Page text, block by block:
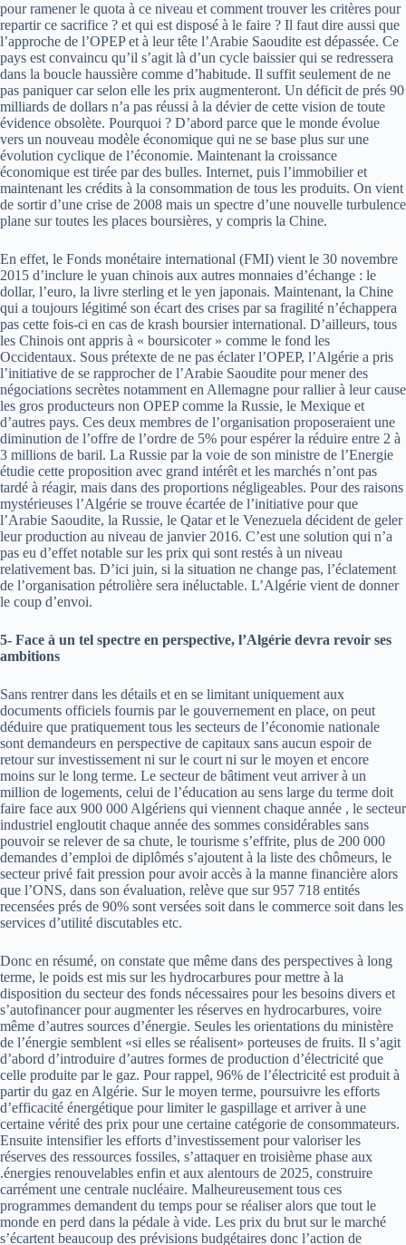
pour ramener le quota à ce niveau et comment trouver les critères pour
repartir ce sacrifice ? et qui est disposé à le faire ? Il faut dire aussi que
l’approche de l’OPEP et à leur tête l’Arabie Saoudite est dépassée. Ce
pays est convaincu qu’il s’agit là d’un cycle baissier qui se redressera
dans la boucle haussière comme d’habitude. Il suffit seulement de ne
pas paniquer car selon elle les prix augmenteront. Un déficit de prés 90
milliards de dollars n’a pas réussi à la dévier de cette vision de toute
évidence obsolète. Pourquoi ? D’abord parce que le monde évolue
vers un nouveau modèle économique qui ne se base plus sur une
évolution cyclique de l’économie. Maintenant la croissance
économique est tirée par des bulles. Internet, puis l’immobilier et
maintenant les crédits à la consommation de tous les produits. On vient
de sortir d’une crise de 2008 mais un spectre d’une nouvelle turbulence
plane sur toutes les places boursières, y compris la Chine.
En effet, le Fonds monétaire international (FMI) vient le 30 novembre
2015 d’inclure le yuan chinois aux autres monnaies d’échange : le
dollar, l’euro, la livre sterling et le yen japonais. Maintenant, la Chine
qui a toujours légitimé son écart des crises par sa fragilité n’échappera
pas cette fois-ci en cas de krash boursier international. D’ailleurs, tous
les Chinois ont appris à « boursicoter » comme le fond les
Occidentaux. Sous prétexte de ne pas éclater l’OPEP, l’Algérie a pris
l’initiative de se rapprocher de l’Arabie Saoudite pour mener des
négociations secrètes notamment en Allemagne pour rallier à leur cause
les gros producteurs non OPEP comme la Russie, le Mexique et
d’autres pays. Ces deux membres de l’organisation proposeraient une
diminution de l’offre de l’ordre de 5% pour espérer la réduire entre 2 à
3 millions de baril. La Russie par la voie de son ministre de l’Energie
étudie cette proposition avec grand intérêt et les marchés n’ont pas
tardé à réagir, mais dans des proportions négligeables. Pour des raisons
mystérieuses l’Algérie se trouve écartée de l’initiative pour que
l’Arabie Saoudite, la Russie, le Qatar et le Venezuela décident de geler
leur production au niveau de janvier 2016. C’est une solution qui n’a
pas eu d’effet notable sur les prix qui sont restés à un niveau
relativement bas. D’ici juin, si la situation ne change pas, l’éclatement
de l’organisation pétrolière sera inéluctable. L’Algérie vient de donner
le coup d’envoi.
5- Face à un tel spectre en perspective, l’Algérie devra revoir ses
ambitions
Sans rentrer dans les détails et en se limitant uniquement aux
documents officiels fournis par le gouvernement en place, on peut
déduire que pratiquement tous les secteurs de l’économie nationale
sont demandeurs en perspective de capitaux sans aucun espoir de
retour sur investissement ni sur le court ni sur le moyen et encore
moins sur le long terme. Le secteur de bâtiment veut arriver à un
million de logements, celui de l’éducation au sens large du terme doit
faire face aux 900 000 Algériens qui viennent chaque année , le secteur
industriel engloutit chaque année des sommes considérables sans
pouvoir se relever de sa chute, le tourisme s’effrite, plus de 200 000
demandes d’emploi de diplômés s’ajoutent à la liste des chômeurs, le
secteur privé fait pression pour avoir accès à la manne financière alors
que l’ONS, dans son évaluation, relève que sur 957 718 entités
recensées prés de 90% sont versées soit dans le commerce soit dans les
services d’utilité discutables etc.
Donc en résumé, on constate que même dans des perspectives à long
terme, le poids est mis sur les hydrocarbures pour mettre à la
disposition du secteur des fonds nécessaires pour les besoins divers et
s’autofinancer pour augmenter les réserves en hydrocarbures, voire
même d’autres sources d’énergie. Seules les orientations du ministère
de l’énergie semblent «si elles se réalisent» porteuses de fruits. Il s’agit
d’abord d’introduire d’autres formes de production d’électricité que
celle produite par le gaz. Pour rappel, 96% de l’électricité est produit à
partir du gaz en Algérie. Sur le moyen terme, poursuivre les efforts
d’efficacité énergétique pour limiter le gaspillage et arriver à une
certaine vérité des prix pour une certaine catégorie de consommateurs.
Ensuite intensifier les efforts d’investissement pour valoriser les
réserves des ressources fossiles, s’attaquer en troisième phase aux
.énergies renouvelables enfin et aux alentours de 2025, construire
carrément une centrale nucléaire. Malheureusement tous ces
programmes demandent du temps pour se réaliser alors que tout le
monde en perd dans la pédale à vide. Les prix du brut sur le marché
s’écartent beaucoup des prévisions budgétaires donc l’action de